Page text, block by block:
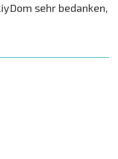
sehr bedanken,